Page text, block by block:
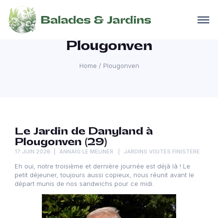
Plougonven
Home / Plougonven
Le Jardin de Danyland à
Plougonven (29)
17 JUIN 2026 ANNAÏG LE MELINER JARDINS VISITÉS FINISTÈRE
Eh oui, notre troisième et dernière journée est déjà là ! Le
petit déjeuner, toujours aussi copieux, nous réunit avant le
départ munis de nos sandwichs pour ce midi.